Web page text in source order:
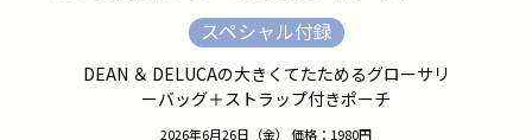
スペシャル付録
DEAN ＆ DELUCAの大きくてたためるグローサリ
ーバッグ＋ストラップ付きポーチ
2026年6月26日（金） 価格：1980円